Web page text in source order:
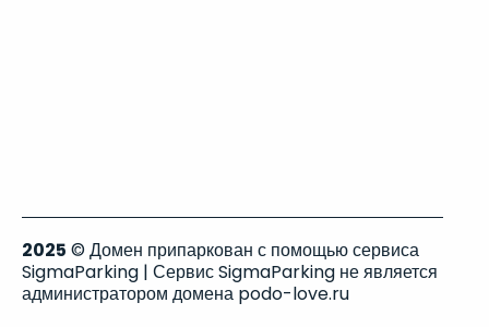
2025 © Домен припаркован с помощью сервиса
SigmaParking | Сервис SigmaParking не является
администратором домена podo-love.ru